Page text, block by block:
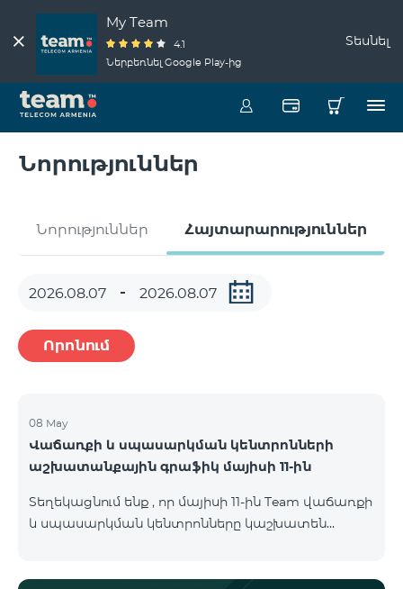
My Team
4.1
Ներբեռնել Google Play-ից
Տեսնել
Նորություններ
Նորություններ Հայտարարություններ
Որոնում
08 May
Վաճառքի և սպասարկման կենտրոնների
աշխատանքային գրաֆիկ մայիսի 11-ին
Տեղեկացնում ենք , որ մայիսի 11-ին Team վաճառքի
և սպասարկման կենտրոնները կաշխատեն